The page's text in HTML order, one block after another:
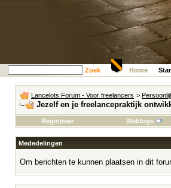
Zoek Home
Lancelots Forum - Voor freelancers >
Jezelf en je freelancepraktijk
Registreer Weblogs
Mededelingen
Om berichten te kunnen plaatsen in dit